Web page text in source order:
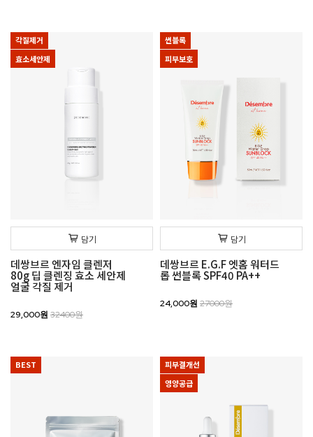
각질제거
효소세안제
담기
데쌍브르 엔자임 클렌저
80g 딥 클렌징 효소 세안제
얼굴 각질 제거
29,000원 32400원
썬블록
피부보호
담기
데쌍브르 E.G.F 엣홈 워터드
롭 썬블록 SPF40 PA++
24,000원 27000원
BEST
피부결개선
영양공급